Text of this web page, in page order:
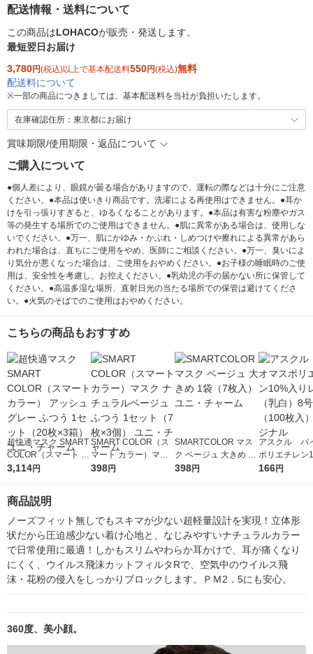
配送情報・送料について
この商品はLOHACOが販売・発送します。
最短翌日お届け
3,780円(税込)以上で基本配送料550円(税込)無料
配送料について
※一部の商品につきましては、基本配送料を当社が負担いたします。
在庫確認住所：東京都にお届け
賞味期限/使用期限・返品について
ご購入について
●個人差により、眼鏡が曇る場合がありますので、運転の際などは十分にご注意
ください。●本品は使いきり商品です。洗濯による再使用はできません。●耳か
けを引っ張りすぎると、ゆるくなることがあります。●本品は有害な粉塵やガス
等の発生する場所でのご使用はできません。●肌に異常がある場合は、使用しな
いでください。●万一、肌にかゆみ・かぶれ・しめつけや擦れによる異常があら
われた場合は、直ちにご使用をやめ、医師にご相談ください。●万一、臭いによ
り気分が悪くなった場合は、ご使用をおやめください。●お子様の睡眠時のご使
用は、安全性を考慮し、お控えください。●乳幼児の手の届かない所に保管して
ください。●高温多湿な場所、直射日光の当たる場所での保管は避けてくださ
い。●火気のそばでのご使用はおやめください。
こちらの商品もおすすめ
超快適マスク SMART
COLOR（スマート カ
ラー） アッシュグレ
ーム
3,114円
SMART COLOR（ス
マート カラー）マス
ク ナチュラルベージ
398円
SMARTCOLOR マス
ク ベージュ 大きめ 1
袋（7枚入）ユニ・チ
398円
アスクル バ
ポリエチレン
りレジ袋（乳
166円
商品説明
ノーズフィット無しでもスキマが少ない超軽量設計を実現！立体形
状だから圧迫感少ない着け心地と、なじみやすいナチュラルカラー
で日常使用に最適！しかもスリムやわらか耳かけで、耳が痛くなり
にくく、ウイルス飛沫カットフィルタRで、空気中のウイルス飛
沫・花粉の侵入をしっかりブロックします。ＰＭ2．5にも安心。
360度、美小顔。